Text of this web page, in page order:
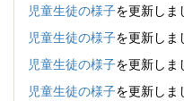
児童生徒の様子を更新しま
児童生徒の様子を更新しま
児童生徒の様子を更新しま
児童生徒の様子を更新しま